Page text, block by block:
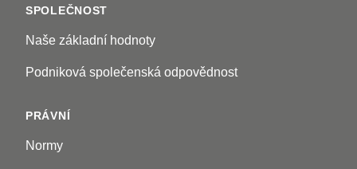
SPOLEČNOST
Naše základní hodnoty
Podniková společenská odpovědnost
PRÁVNÍ
Normy